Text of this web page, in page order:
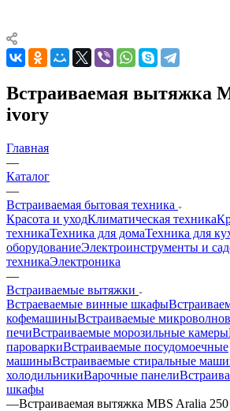
Встраиваемая вытяжка
ivory
Главная
—
Каталог
—
Встраиваемая бытовая техника
Красота и уходКлиматическая техника
техникаТехника для домаТехника для
оборудованиеЭлектроинструменты и
техникаЭлектроника
—
Встраиваемые вытяжки
Встраеваемые винные шкафы
кофемашиныВстраиваемые
печиВстраиваемые морозильные камеры
пароваркиВстраиваемые посудомоечные
машиныВстраиваемые стиральные
холодильникиВарочные панели
шкафы
—Встраиваемая вытяжка MBS Aralia